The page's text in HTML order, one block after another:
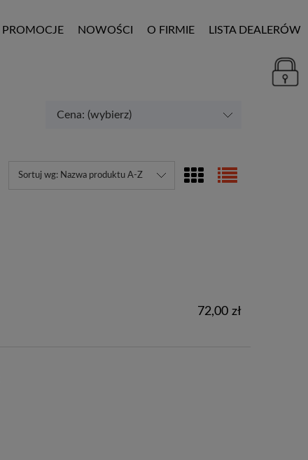
PROMOCJE NOWOŚCI O FIRMIE LISTA DEALERÓW
Cena: (wybierz)
Sortuj wg: Nazwa produktu A-Z
72,00 zł